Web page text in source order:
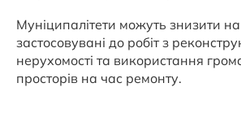
Муніципалітети можуть знизити
застосовувані до робіт з
нерухомості та використання
просторів на час ремонту.